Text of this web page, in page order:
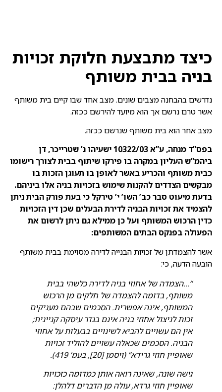
כיצד מתבצעת חלוקת זכויות
בניה בבית משותף
נדרשים בהבחנה מצבים שונים. מצב אחד שבו קיים בית משותף
אשר טרם נרשם אך הוא מיועד להירשם ככזה.
מצב אחר הוא בית משותף שנרשם ככזה.
בפס”ד מנחה, ע”א 10322/03 ישעיהו נ’ שטרייכר, דן
ביהמ”ש העליון במקרה בו פירקו שיתוף בבית לצורך רישומו
כבית משותף והכריע באשר לאופן בו תעוגן הזכות בו
מבקשים הצדדים להקנות שימוש בזכויות בניה אלו ביניהם.
בדעת מיעוט סבר כב’ השו’ י’ טירקל כי בעת פורק הבית ניתן
להצמיד את זכויות הבניה לדירת הבעלים שכן דין הזכויות
כדין הרכוש המשותף ועל כן ממילא גם ניתן לרשום את
הפעולה בפנקס הבתים המשותפים:
אשר להצמדתן של זכויות הבנייה לדירה מסוימת בבית משותף
הובעה הדעה, כי:
“…הצמדה של אחוזי בניה לדירה כלשהי בבית
משותף, בדומה להצמדה של חלקים מן הרכוש
המשותף, אינה אפשרית. הסכמים שבהם מעניקים
זכות לניצול אחוזי בניה אינם בגדר עיסקה קניינית;
אין הם עשויים להביא לשינויים בבעלות על אחוזי
הבניה. הסכמים שכאלה עשויים להוליד זכויות
שאופיין חוזי גרידא” (ויסמן [20], בעמ’ 419).
גישה שונה, שאינה רואה אותן כמדומה כזכויות
שאופיין חוזי גרדא, עולה מן הדברים דלהלן: